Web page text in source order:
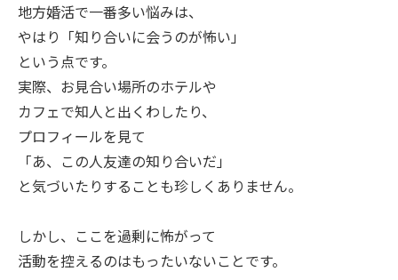
地方婚活で一番多い悩みは、
やはり「知り合いに会うのが怖い」
という点です。
実際、お見合い場所のホテルや
カフェで知人と出くわしたり、
プロフィールを見て
「あ、この人友達の知り合いだ」
と気づいたりすることも珍しくありません。
しかし、ここを過剰に怖がって
活動を控えるのはもったいないことです。